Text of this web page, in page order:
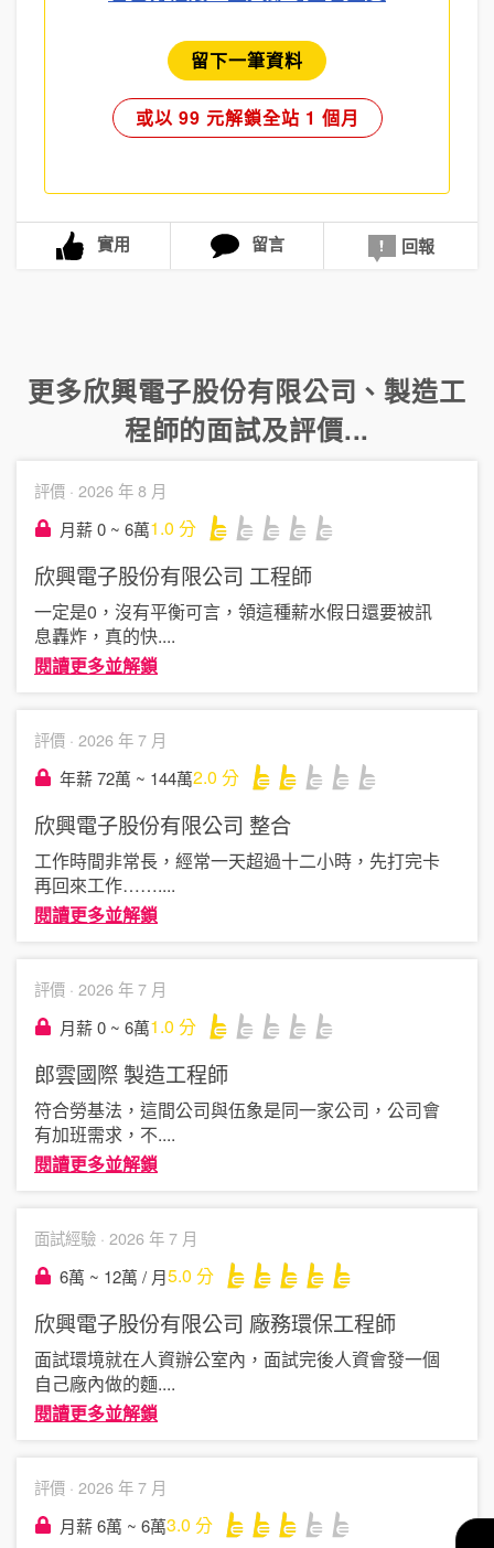
留下一筆資料
或以 99 元解鎖全站 1 個月
實用 留言 回報
更多欣興電子股份有限公司 、製造工
程師的面試及評價...
評價 · 2026 年 8 月
月薪 0 ~ 6萬1.0 分
欣興電子股份有限公司 工程師
一定是0，沒有平衡可言，領這種薪水假日還要被訊
息轟炸，真的快....
閱讀更多並解鎖
評價 · 2026 年 7 月
年薪 72萬 ~ 144萬2.0 分
欣興電子股份有限公司 整合
工作時間非常長，經常一天超過十二小時，先打完卡
再回來工作……....
閱讀更多並解鎖
評價 · 2026 年 7 月
月薪 0 ~ 6萬1.0 分
郎雲國際 製造工程師
符合勞基法，這間公司與伍象是同一家公司，公司會
有加班需求，不....
閱讀更多並解鎖
面試經驗 · 2026 年 7 月
6萬 ~ 12萬 / 月5.0 分
欣興電子股份有限公司 廠務環保工程師
面試環境就在人資辦公室內，面試完後人資會發一個
自己廠內做的麵....
閱讀更多並解鎖
評價 · 2026 年 7 月
月薪 6萬 ~ 6萬3.0 分